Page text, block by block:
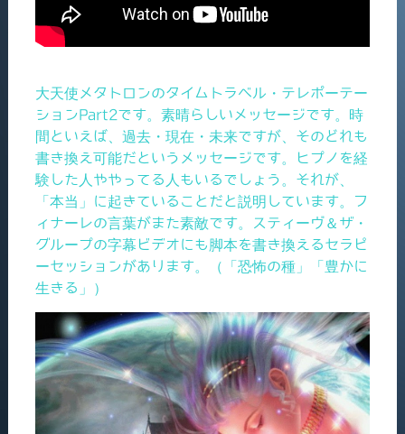
大天使メタトロンのタイムトラベル・テレポーテー
ションPart2です。素晴らしいメッセージです。時
間といえば、過去・現在・未来ですが、そのどれも
書き換え可能だというメッセージです。ヒプノを経
験した人ややってる人もいるでしょう。それが、
「本当」に起きていることだと説明しています。フ
ィナーレの言葉がまた素敵です。スティーヴ＆ザ・
グループの字幕ビデオにも脚本を書き換えるセラピ
ーセッションがあります。（「恐怖の種」「豊かに
生きる」）